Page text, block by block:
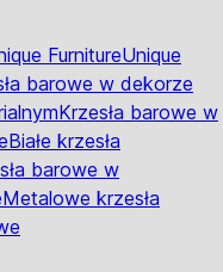
FurnitureUnique
barowe w dekorze
Krzesła barowe w
Białe krzesła
barowe w
Metalowe krzesła